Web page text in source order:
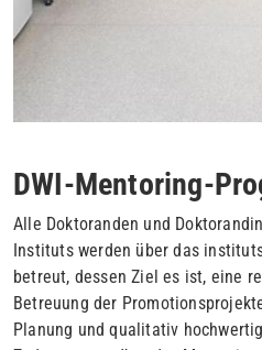
DWI-Mentoring-
Alle Doktoranden und
Instituts werden über das
betreut, dessen Ziel es ist, eine
Betreuung der
Planung und qualitativ